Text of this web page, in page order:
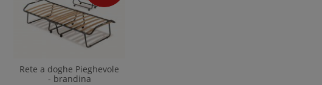
Rete a doghe Pieghevole
- brandina